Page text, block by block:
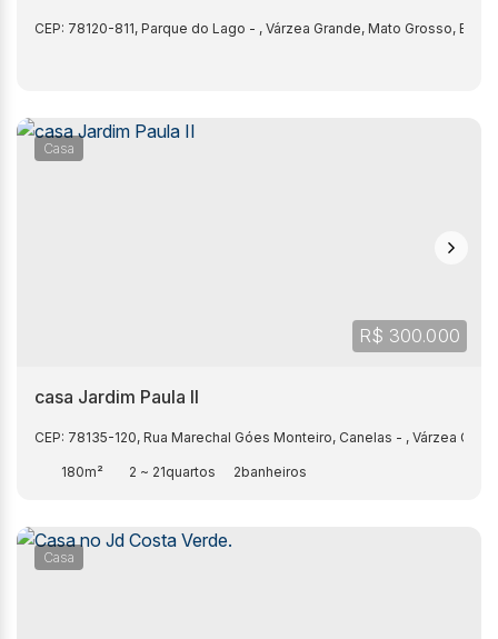
CEP: 78120-811, Parque do Lago , Várzea Grande, Mato Grosso, Brasil
Casa
R$ 300.000
casa Jardim Paula II
CEP: 78135-120, Rua Marechal Góes Monteiro, Canelas , Várzea
2 ~ 21 2
180m²
Casa